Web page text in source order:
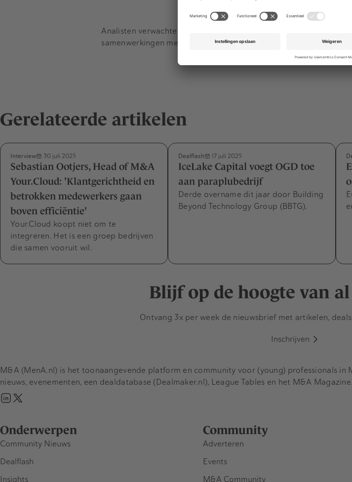
Advertentie
Analisten verwachten dat de overname leidt tot verbeterde R&D-
samenwerkingen met andere luxe­merken.
Gerelateerde artikelen
Interview 30 juli 2025
Sebastian Ootjers, Head of M&A
Your.Cloud: 'Klantgerichtheid en
betrokken medewerkers gaan
boven efficiëntie'
Your.Cloud koopt niet om te
integreren. Het is een groep bedrijven
die samen vooruit wil.
Dealflash 17 juli 2025
IceLake Capital voegt OGD toe
aan paraplubedrijf
Derde overname dit jaar door Building
Beyond Technology Group (BBTG).
Blijf op de hoogte van
Ontvang 3x per week de nieuwsbrief met artikelen,
Inschrijven
Onderwerpen
Community Nieuws
Dealflash
Insights
Community
Adverteren
Events
M&A Community
M&A (MenA.nl) is het toonaangevende platform en community voor (young) professionals
nieuws, evenementen, een dealdatabase (Dealmaker.nl), League Tables en het M&A Magazine.